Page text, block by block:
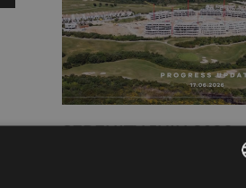
SERENITY JUIN 2026